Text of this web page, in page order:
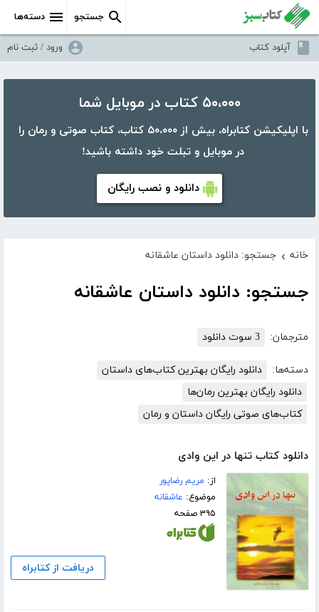
دسته‌ها جستجو
آپلود کتاب ورود / ثبت نام
۵۰،۰۰۰ کتاب در موبایل شما
با اپلیکیشن کتابراه، بیش از ۵۰،۰۰۰ کتاب، کتاب صوتی و رمان را
در موبایل و تبلت خود داشته باشید!
دانلود و نصب رایگان
خانه › جستجو: دانلود داستان عاشقانه
جستجو: دانلود داستان عاشقانه
مترجمان: 3 سوت دانلود
دسته‌ها:
دانلود رایگان بهترین کتاب‌های داستان
دانلود رایگان بهترین رمان‌ها
کتاب‌های صوتی رایگان داستان و رمان
دانلود کتاب تنها در این وادی
از: مریم رضاپور
موضوع: عاشقانه
۳۹۵ صفحه
دریافت از کتابراه